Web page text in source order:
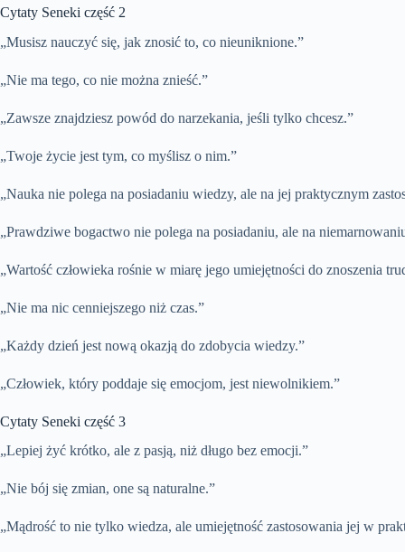
Cytaty Seneki część 2
„Musisz nauczyć się, jak znosić to, co nieuniknione.”
„Nie ma tego, co nie można znieść.”
„Zawsze znajdziesz powód do narzekania, jeśli tylko chcesz.”
„Twoje życie jest tym, co myślisz o nim.”
„Nauka nie polega na posiadaniu wiedzy, ale na jej praktycznym
„Prawdziwe bogactwo nie polega na posiadaniu, ale na
„Wartość człowieka rośnie w miarę jego umiejętności do znoszenia
„Nie ma nic cenniejszego niż czas.”
„Każdy dzień jest nową okazją do zdobycia wiedzy.”
„Człowiek, który poddaje się emocjom, jest niewolnikiem.”
Cytaty Seneki część 3
„Lepiej żyć krótko, ale z pasją, niż długo bez emocji.”
„Nie bój się zmian, one są naturalne.”
„Mądrość to nie tylko wiedza, ale umiejętność zastosowania jej w